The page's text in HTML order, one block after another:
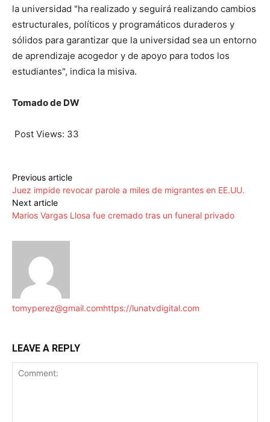
la universidad "ha realizado y seguirá realizando cambios
estructurales, políticos y programáticos duraderos y
sólidos para garantizar que la universidad sea un entorno
de aprendizaje acogedor y de apoyo para todos los
estudiantes", indica la misiva.
Tomado de DW
Post Views: 33
Previous article
Juez impide revocar parole a miles de migrantes en EE.UU.
Next article
Marios Vargas Llosa fue cremado tras un funeral privado
tomyperez@gmail.comhttps://lunatvdigital.com
LEAVE A REPLY